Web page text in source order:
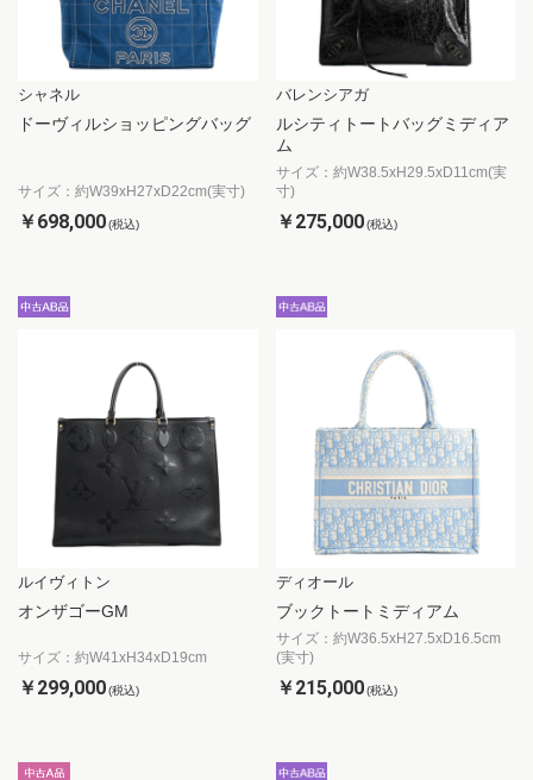
シャネル
ドーヴィルショッピングバッグ
サイズ：約W39xH27xD22cm(実寸)
￥698,000(税込)
バレンシアガ
ルシティトートバッグミディア
ム
サイズ：約W38.5xH29.5xD11cm(実
寸)
￥275,000 (税込)
ルイヴィトン
オンザゴーGM
サイズ：約W41xH34xD19cm
￥299,000(税込)
ディオール
ブックトートミディアム
サイズ：約W36.5xH27.5xD16.5cm
(実寸)
￥215,000 (税込)